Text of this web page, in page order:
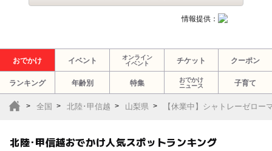
情報提供：
おでかけ イベント
オンライン
イベント
チケット クーポン
ランキング 年齢別 特集
おでかけ
ニュース
子育て
全国 北陸･甲信越 山梨県 【休業中】シャトレーゼロー
北陸･甲信越おでかけ人気スポットランキング